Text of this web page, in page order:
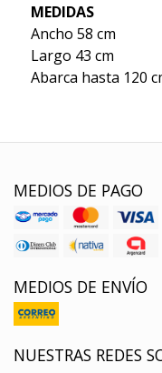
MEDIDAS
Ancho 58 cm
Largo 43 cm
Abarca hasta 120
MEDIOS DE PAGO
MEDIOS DE ENVÍO
NUESTRAS REDES